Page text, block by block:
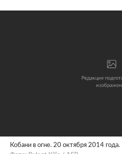
Кобани в огне. 20 октября 2014 года.